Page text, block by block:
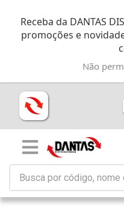
Receba da DANTAS
promoções e
Não